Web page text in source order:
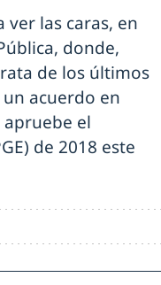
ver las caras, en
donde,
de los últimos
acuerdo en
el
de 2018 este